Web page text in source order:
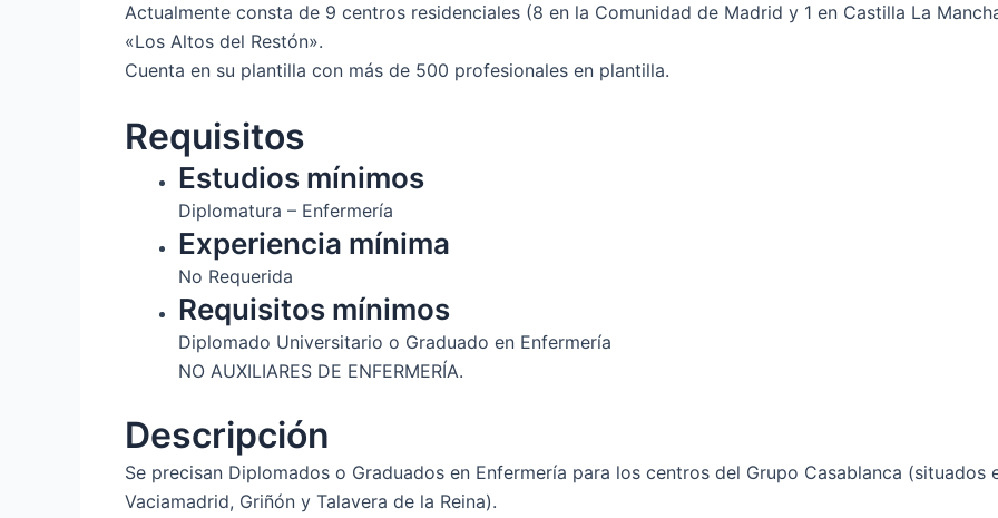
Actualmente consta de 9 centros residenciales (8 en la Comunidad de Madrid y 1 en Castilla La
«Los Altos del Restón».
Cuenta en su plantilla con más de 500 profesionales en plantilla.
Requisitos
Estudios mínimos
Diplomatura – Enfermería
Experiencia mínima
No Requerida
Requisitos mínimos
Diplomado Universitario o Graduado en Enfermería
NO AUXILIARES DE ENFERMERÍA.
Descripción
Se precisan Diplomados o Graduados en Enfermería para los centros del Grupo Casablanca (situados
Vaciamadrid, Griñón y Talavera de la Reina).